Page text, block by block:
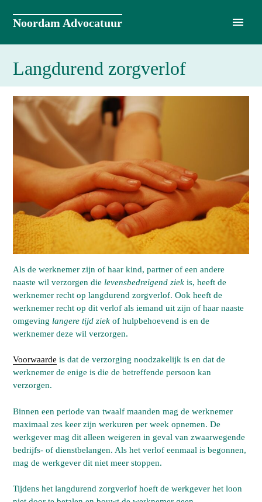
Noordam Advocatuur
Langdurend zorgverlof
Als de werknemer zijn of haar kind, partner of een andere
naaste wil verzorgen die levensbedreigend ziek is, heeft de
werknemer recht op langdurend zorgverlof. Ook heeft de
werknemer recht op dit verlof als iemand uit zijn of haar naaste
omgeving langere tijd ziek of hulpbehoevend is en de
werknemer deze wil verzorgen.
Voorwaarde is dat de verzorging noodzakelijk is en dat de
werknemer de enige is die de betreffende persoon kan
verzorgen.
Binnen een periode van twaalf maanden mag de werknemer
maximaal zes keer zijn werkuren per week opnemen. De
werkgever mag dit alleen weigeren in geval van zwaarwegende
bedrijfs- of dienstbelangen. Als het verlof eenmaal is begonnen,
mag de werkgever dit niet meer stoppen.
Tijdens het langdurend zorgverlof hoeft de werkgever het loon